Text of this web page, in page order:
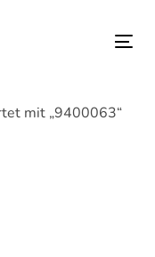
mit „9400063“